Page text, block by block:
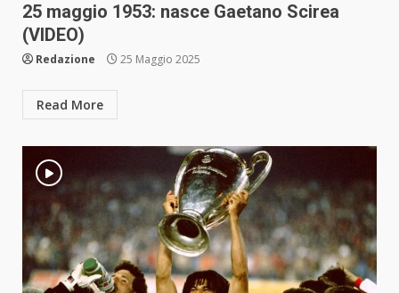
25 maggio 1953: nasce Gaetano Scirea
(VIDEO)
Redazione 25 Maggio 2025
Read More